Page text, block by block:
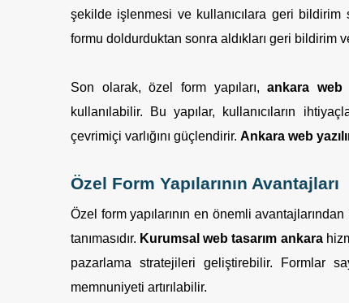
şekilde işlenmesi ve kullanıcılara geri bildirim
formu doldurduktan sonra aldıkları geri bildirim
Son olarak, özel form yapıları,ankara web
kullanılabilir. Bu yapılar, kullanıcıların
çevrimiçi varlığını güçlendirir. Ankara web
Özel Form Yapılarının Avantajları
Özel form yapılarının en önemli
tanımasıdır. Kurumsal web tasarım ankara
pazarlama stratejileri geliştirebilir. Formlar
memnuniyeti artırılabilir.